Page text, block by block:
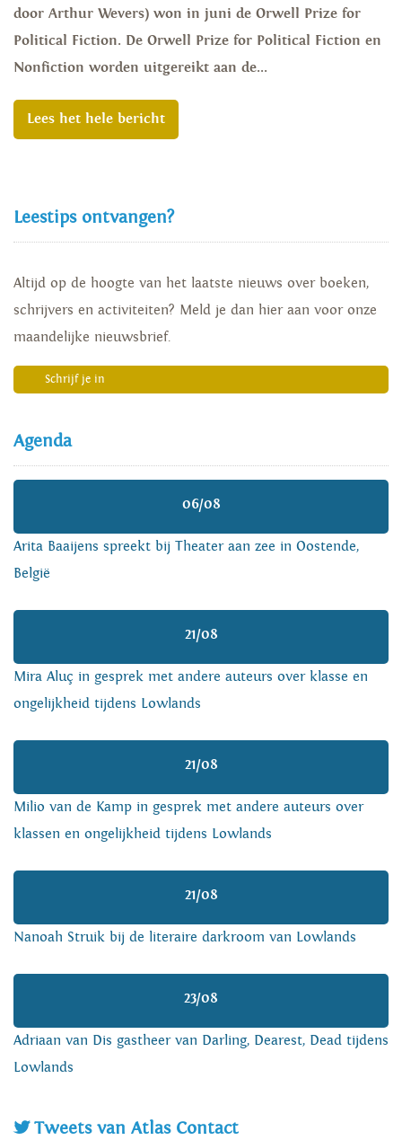
door Arthur Wevers) won in juni de Orwell Prize for
Political Fiction. De Orwell Prize for Political Fiction en
Nonfiction worden uitgereikt aan de...
Lees het hele bericht
Leestips ontvangen?
Altijd op de hoogte van het laatste nieuws over boeken,
schrijvers en activiteiten? Meld je dan hier aan voor onze
maandelijke nieuwsbrief.
Schrijf je in
Agenda
06/08
Arita Baaijens spreekt bij Theater aan zee in Oostende,
België
21/08
Mira Aluç in gesprek met andere auteurs over klasse en
ongelijkheid tijdens Lowlands
21/08
Milio van de Kamp in gesprek met andere auteurs over
klassen en ongelijkheid tijdens Lowlands
21/08
Nanoah Struik bij de literaire darkroom van Lowlands
23/08
Adriaan van Dis gastheer van Darling, Dearest, Dead tijdens
Lowlands
Tweets van Atlas Contact